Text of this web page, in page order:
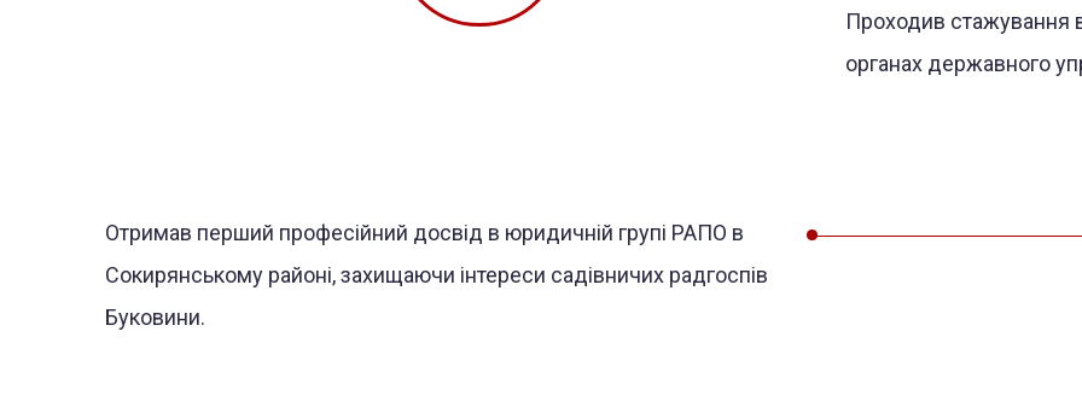
Проходив стажування
органах державного
Отримав перший професійний досвід в юридичній групі РАПО в
Сокирянському районі, захищаючи інтереси садівничих радгоспів
Буковини.